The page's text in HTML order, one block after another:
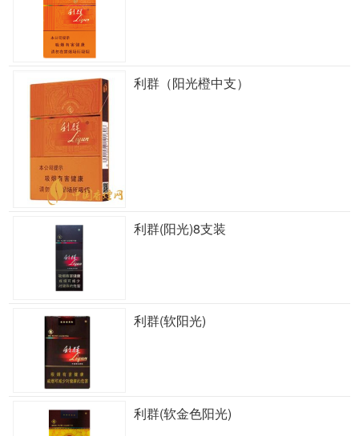
利群（阳光橙中支）
利群(阳光)8支装
利群(软阳光)
利群(软金色阳光)